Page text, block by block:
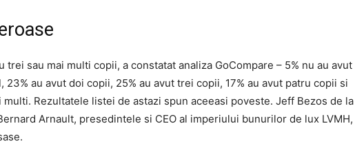
trei sau mai multi copii, a constatat analiza GoCompare – 5% nu au avut
23% au avut doi copii, 25% au avut trei copii, 17% au avut patru copii si
multi. Rezultatele listei de astazi spun aceeasi poveste. Jeff Bezos de la
Arnault, presedintele si CEO al imperiului bunurilor de lux LVMH,